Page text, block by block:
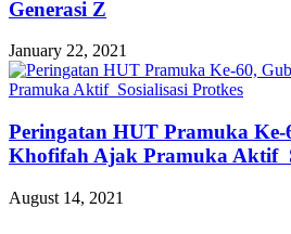
Generasi Z
January 22, 2021
Peringatan HUT Pramuka
Khofifah Ajak Pramuka Aktif
August 14, 2021